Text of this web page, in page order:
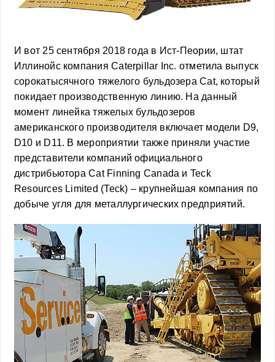
И вот 25 сентября 2018 года в Ист-Пеории, штат
Иллинойс компания Caterpillar Inc. отметила выпуск
сорокатысячного тяжелого бульдозера Cat, который
покидает производственную линию. На данный
момент линейка тяжелых бульдозеров
американского производителя включает модели D9,
D10 и D11. В мероприятии также приняли участие
представители компаний официального
дистрибьютора Cat Finning Canada и Teck
Resources Limited (Teck) – крупнейшая компания по
добыче угля для металлургических предприятий.